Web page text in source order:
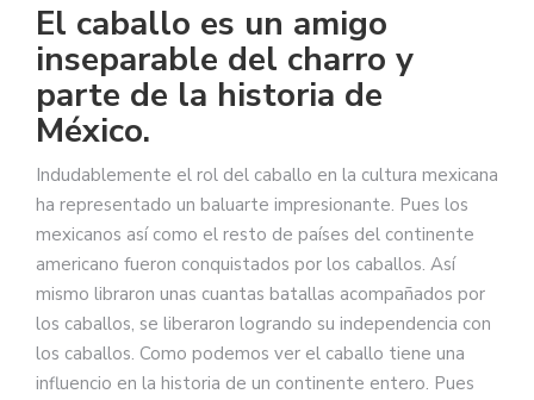
El caballo es un amigo
inseparable del charro y
parte de la historia de
México.
Indudablemente el rol del caballo en la cultura mexicana
ha representado un baluarte impresionante. Pues los
mexicanos así como el resto de países del continente
americano fueron conquistados por los caballos. Así
mismo libraron unas cuantas batallas acompañados por
los caballos, se liberaron logrando su independencia con
los caballos. Como podemos ver el caballo tiene una
influencio en la historia de un continente entero. Pues